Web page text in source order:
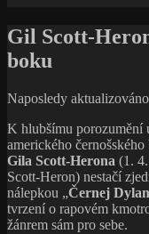
Gil Scott-
boku
Naposledy
K hlubšímu porozumění
amerického
Gila Scott-Herona (1.
Scott-Heron) nestačí
nálepkou „Černej Dylan
tvrzení o rapovém
žánrem sám pro sebe.